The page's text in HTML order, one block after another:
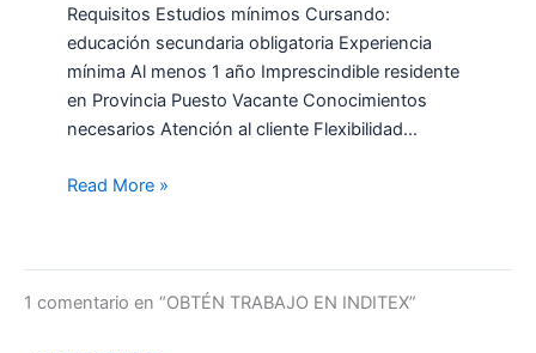
Requisitos Estudios mínimos Cursando:
educación secundaria obligatoria Experiencia
mínima Al menos 1 año Imprescindible residente
en Provincia Puesto Vacante Conocimientos
necesarios Atención al cliente Flexibilidad…
Read More »
1 comentario en “OBTÉN TRABAJO EN INDITEX”